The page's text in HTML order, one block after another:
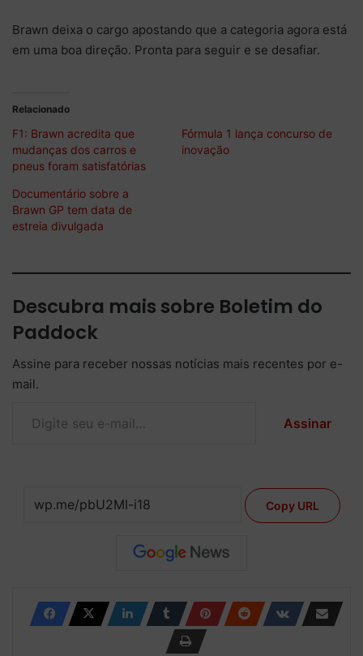
Brawn deixa o cargo apostando que a categoria agora está
em uma boa direção. Pronta para seguir e se desafiar.
Relacionado
F1: Brawn acredita que
mudanças dos carros e
pneus foram satisfatórias
Fórmula 1 lança concurso de
inovação
Documentário sobre a
Brawn GP tem data de
estreia divulgada
Descubra mais sobre Boletim do
Paddock
Assine para receber nossas notícias mais recentes por e-
mail.
Assinar
Copy URL